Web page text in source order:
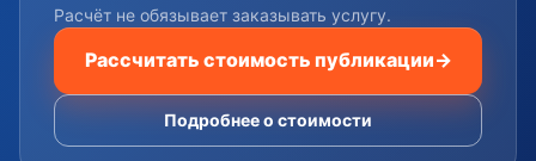
Расчёт не обязывает заказывать услугу.
Рассчитать стоимость публикации→
Подробнее о стоимости